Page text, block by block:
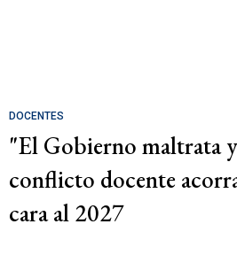
DOCENTES
"El Gobierno maltrata
conflicto docente
cara al 2027